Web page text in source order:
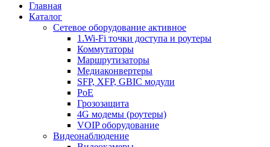
Главная
Каталог
Сетевое оборудование активное
1.Wi-Fi точки доступа и роутеры
Коммутаторы
Маршрутизаторы
Медиаконвертеры
SFP, XFP, GBIC модули
PoE
Грозозащита
4G модемы (роутеры)
VOIP оборудование
Видеонаблюдение